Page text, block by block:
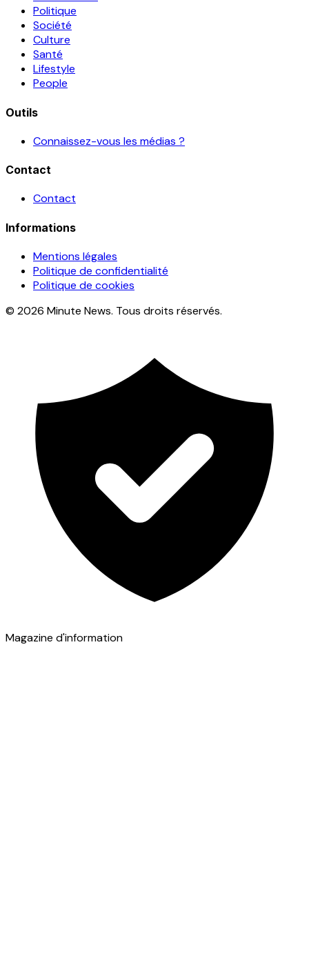
Politique
Société
Culture
Santé
Lifestyle
People
Outils
Connaissez-vous les médias ?
Contact
Contact
Informations
Mentions légales
Politique de confidentialité
Politique de cookies
© 2026 Minute News. Tous droits réservés.
Magazine d'information